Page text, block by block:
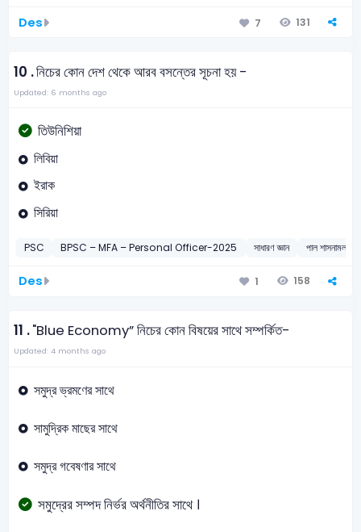
Des 7 131
10 .নিচের কোন দেশ থেকে আরব বসন্তের সূচনা হয় -
Updated: 6 months ago
তিউনিশিয়া
লিবিয়া
ইরাক
সিরিয়া
PSC BPSC – MFA – Personal Officer-2025 সাধারণ জ্ঞান পাল শাসনামল
Des 1 158
11 ."Blue Economy” নিচের কোন বিষয়ের সাথে সম্পর্কিত-
Updated: 4 months ago
সমুদ্র ভ্রমণের সাথে
সামুদ্রিক মাছের সাথে
সমুদ্র গবেষণার সাথে
সমুদ্রের সম্পদ নির্ভর অর্থনীতির সাথে ।